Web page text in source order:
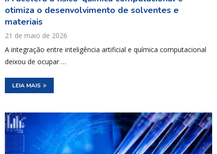
otimiza o desenvolvimento de solventes e
materiais
21 de maio de 2026
A integração entre inteligência artificial e química computacional
deixou de ocupar …
LEIA MAIS